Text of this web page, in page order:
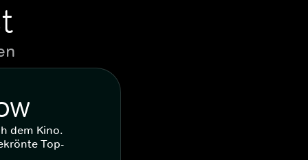
dem Kino.
Top-